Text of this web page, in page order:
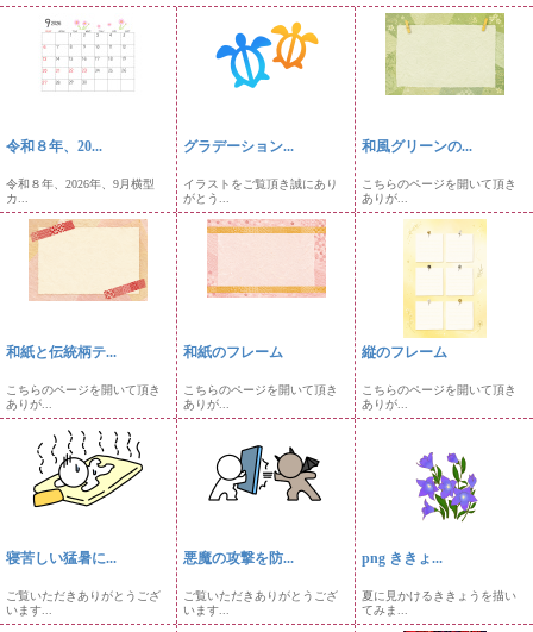
令和８年、20...
令和８年、2026年、9月横型
カ...
グラデーション...
イラストをご覧頂き誠にあり
がとう...
和風グリーンの...
こちらのページを開いて頂き
ありが...
和紙と伝統柄テ...
こちらのページを開いて頂き
ありが...
和紙のフレーム
こちらのページを開いて頂き
ありが...
縦のフレーム
こちらのページを開いて頂き
ありが...
寝苦しい猛暑に...
ご覧いただきありがとうござ
います...
悪魔の攻撃を防...
ご覧いただきありがとうござ
います...
png ききょ...
夏に見かけるききょうを描い
てみま...